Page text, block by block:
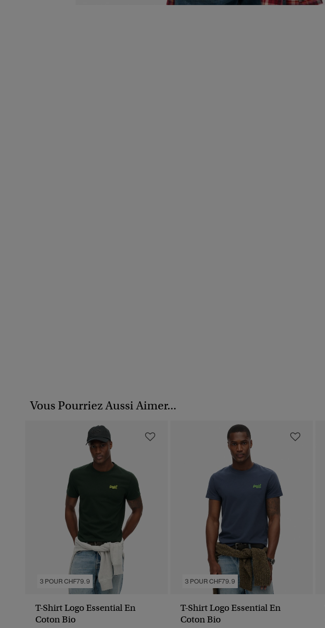
Vous Pourriez Aussi Aimer...
3 POUR CHF79.9
T-Shirt Logo Essential En
Coton Bio
3 POUR CHF79.9
T-Shirt Logo Essential En
Coton Bio